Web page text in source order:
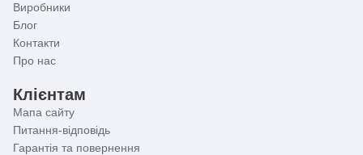
Виробники
Блог
Контакти
Про нас
Клієнтам
Мапа сайту
Питання-відповідь
Гарантія та повернення